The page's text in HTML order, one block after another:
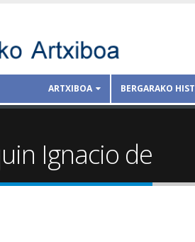
ARTXIBOA BERGARAKO
Ignacio de